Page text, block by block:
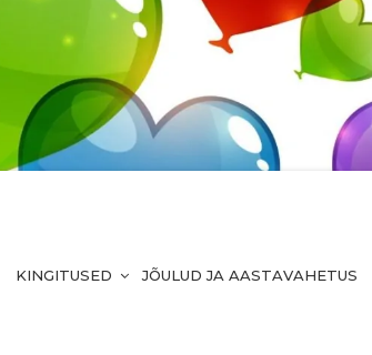
KINGITUSED JÕULUD JA AASTAVAHETUS